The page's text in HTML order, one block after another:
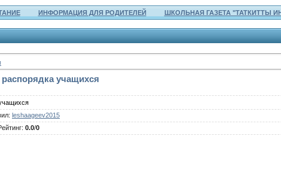
ИНФОРМАЦИЯ ДЛЯ РОДИТЕЛЕЙ ШКОЛЬНАЯ ГАЗЕТА "ТАТКИТТЫ
учащихся
: leshaageev2015
: 0.0/0